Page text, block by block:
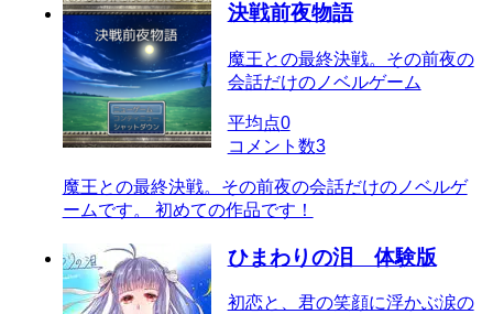
決戦前夜物語
魔王との最終決戦。その前夜の
会話だけのノベルゲーム
平均点0
コメント数3
魔王との最終決戦。その前夜の会話だけのノベルゲ
ームです。 初めての作品です！
ひまわりの泪 体験版
初恋と、君の笑顔に浮かぶ涙の